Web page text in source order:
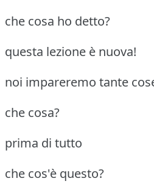
che cosa ho detto?
questa lezione è nuova!
noi impareremo tante
che cosa?
prima di tutto
che cos'è questo?